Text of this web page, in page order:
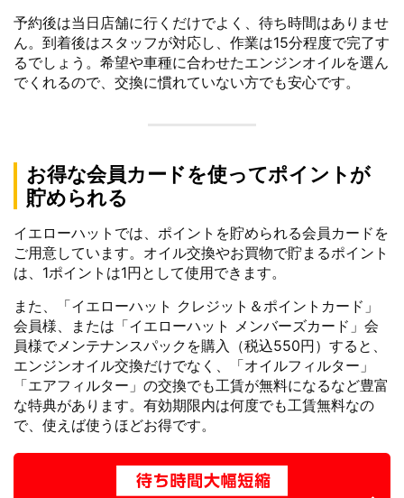
予約後は当日店舗に行くだけでよく、待ち時間はありませ
ん。到着後はスタッフが対応し、作業は15分程度で完了す
るでしょう。希望や車種に合わせたエンジンオイルを選ん
でくれるので、交換に慣れていない方でも安心です。
お得な会員カードを使ってポイントが
貯められる
イエローハットでは、ポイントを貯められる会員カードを
ご用意しています。オイル交換やお買物で貯まるポイント
は、1ポイントは1円として使用できます。
また、「イエローハット クレジット＆ポイントカード」
会員様、または「イエローハット メンバーズカード」会
員様でメンテナンスパックを購入（税込550円）すると、
エンジンオイル交換だけでなく、「オイルフィルター」
「エアフィルター」の交換でも工賃が無料になるなど豊富
な特典があります。有効期限内は何度でも工賃無料なの
で、使えば使うほどお得です。